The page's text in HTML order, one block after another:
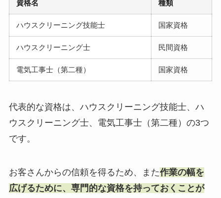
資格名 種類
ハウスクリーニング技能士 国家資格
ハウスクリーニング士 民間資格
電気工事士（第二種） 国家資格
代表的な資格は、ハウスクリーニング技能士、ハ
ウスクリーニング士、電気工事士（第二種）の3つ
です。
お客さんからの信頼を得るため、また作業の幅を
広げるために、専門的な資格を持っておくことが